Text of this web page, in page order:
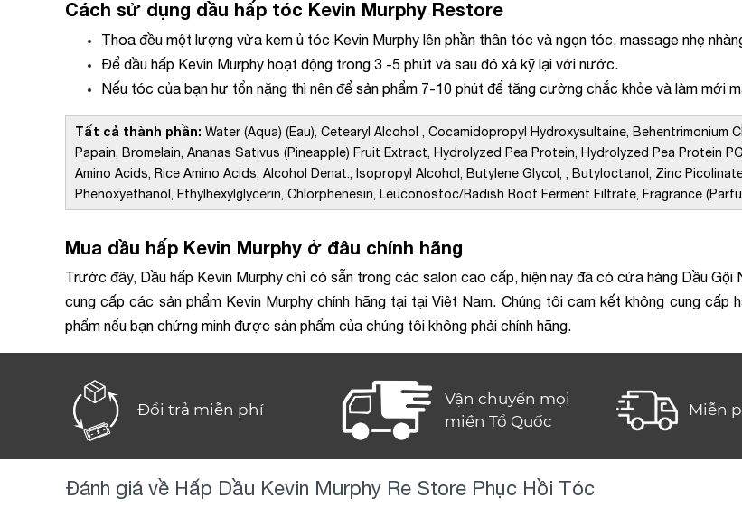
Cách sử dụng dầu hấp tóc Kevin Murphy Restore
Thoa đều một lượng vừa kem ủ tóc Kevin Murphy lên phần thân tóc và ngọn tóc, massage nhẹ
Để dầu hấp Kevin Murphy hoạt động trong 3 -5 phút và sau đó xả kỹ lại với nước.
Nếu tóc của bạn hư tổn nặng thì nên để sản phẩm 7-10 phút để tăng cường chắc khỏe và làm mới
Tất cả thành phần: Water (Aqua) (Eau), Cetearyl Alcohol , Cocamidopropyl Hydroxysultaine, Behentrimonium
Papain, Bromelain, Ananas Sativus (Pineapple) Fruit Extract, Hydrolyzed Pea Protein, Hydrolyzed Pea Protein
Amino Acids, Rice Amino Acids, Alcohol Denat., Isopropyl Alcohol, Butylene Glycol, , Butyloctanol, Zinc
Phenoxyethanol, Ethylhexylglycerin, Chlorphenesin, Leuconostoc/Radish Root Ferment Filtrate, Fragrance
Mua dầu hấp Kevin Murphy ở đâu chính hãng
Trước đây, Dầu hấp Kevin Murphy chỉ có sẵn trong các salon cao cấp, hiện nay đã có cửa hàng Dầu
cung cấp các sản phẩm Kevin Murphy chính hãng tại tại Viêt Nam. Chúng tôi cam kết không cung cấp
phẩm nếu bạn chứng minh được sản phẩm của chúng tôi không phải chính hãng.
Đổi trả miễn phí
Vận chuyển mọi
miền Tổ Quốc
Miễn
Đánh giá về Hấp Dầu Kevin Murphy Re Store Phục Hồi Tóc